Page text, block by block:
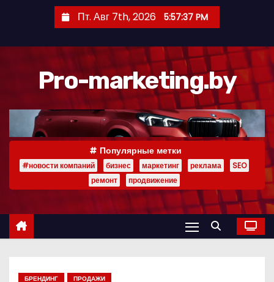
р
Пт. Авг 7th, 2026 5:57:38 PM
Pro-marketing.by
Популярные метки
#новости компаний бизнес маркетинг реклама
SEO
ремонт
продвижение
БРЕНДИНГ ПРОДАЖИ